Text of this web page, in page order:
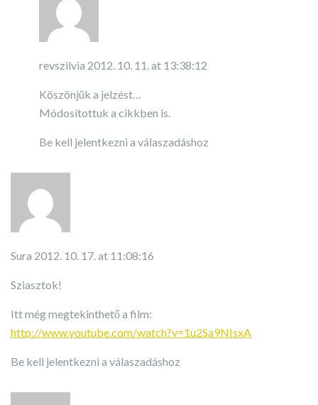
revszilvia 2012. 10. 11. at 13:38:12
Köszönjük a jelzést…
Módosítottuk a cikkben is.
Be kell jelentkezni a válaszadáshoz
Sura 2012. 10. 17. at 11:08:16
Sziasztok!
Itt még megtekinthető a film:
http://www.youtube.com/watch?v=1u2Sa9NIsxA
Be kell jelentkezni a válaszadáshoz